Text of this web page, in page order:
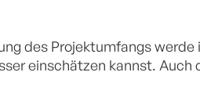
des Projektumfangs
einschätzen kannst. Auch